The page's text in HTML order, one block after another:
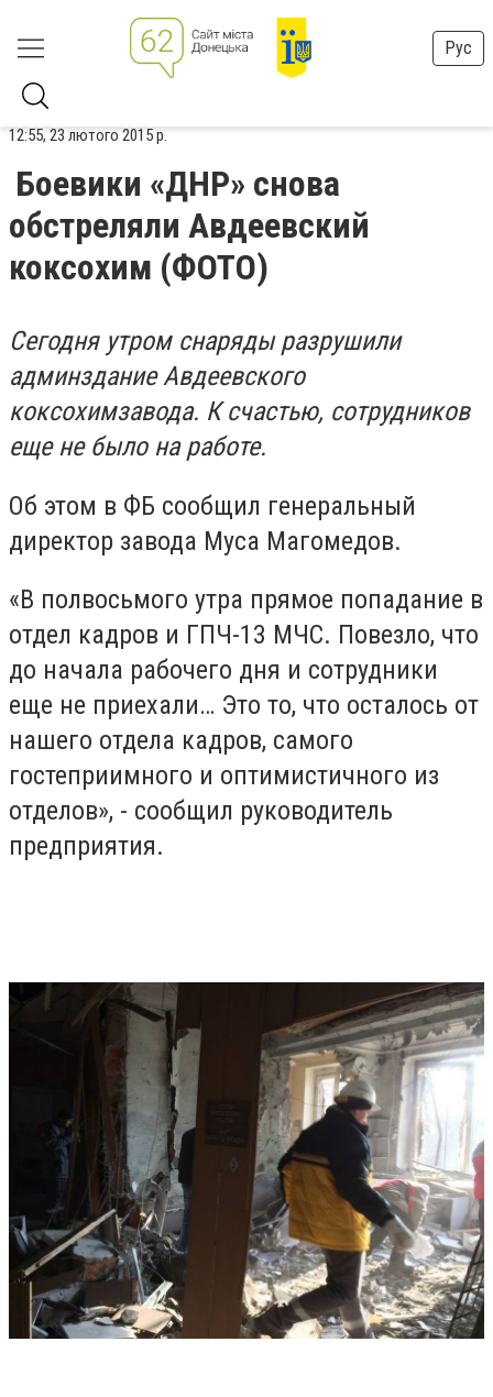
Рус
12:55, 23 лютого 2015 р.
Боевики «ДНР» снова
обстреляли Авдеевский
коксохим (ФОТО)
Сегодня утром снаряды разрушили
админздание Авдеевского
коксохимзавода. К счастью, сотрудников
еще не было на работе.
Об этом в ФБ сообщил генеральный
директор завода Муса Магомедов.
«В полвосьмого утра прямое попадание в
отдел кадров и ГПЧ-13 МЧС. Повезло, что
до начала рабочего дня и сотрудники
еще не приехали… Это то, что осталось от
нашего отдела кадров, самого
гостеприимного и оптимистичного из
отделов», - сообщил руководитель
предприятия.